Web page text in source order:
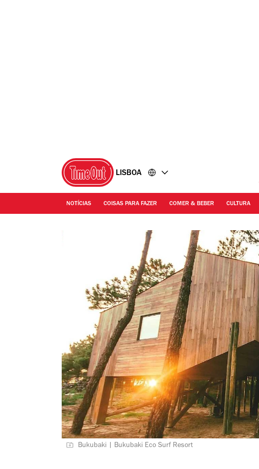
LISBOA
NOTÍCIAS COISAS PARA FAZER COMER & BEBER CULTURA
Bukubaki | Bukubaki Eco Surf Resort